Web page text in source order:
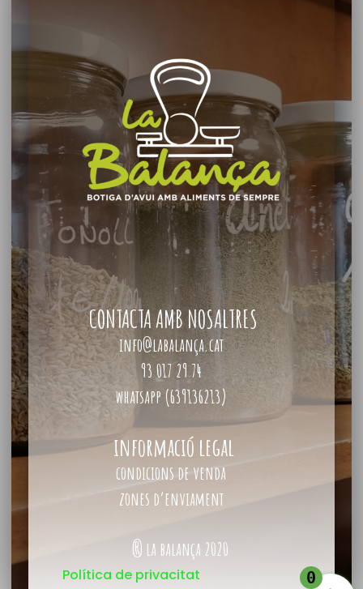
CONTACTA AMB NOSALTRES
info@labalança.cat
93 017 29 74
whatsapp (639136213)
informació legal
condicions de venda
zones d’enviament
® la balança 2020
Política de privacitat 0